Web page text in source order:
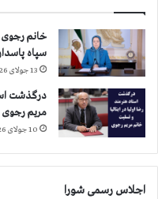
خانم رجوی
سپاه
13 جولای 2026
درگذشت
مریم رجوی
10 جولای 2026
اجلاس رسمی شورا